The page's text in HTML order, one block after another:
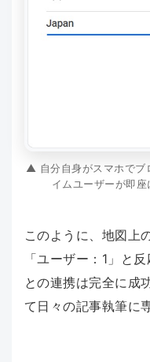
▲ 自分自身がスマホでブ
イムユーザーが即座
このように、地図上
「ユーザー：1」と
との連携は完全に成
て日々の記事執筆に